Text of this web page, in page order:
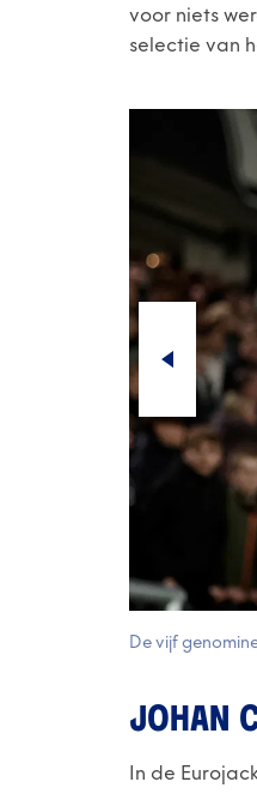
voor niets
selectie van
De vijf
JOHAN
In de